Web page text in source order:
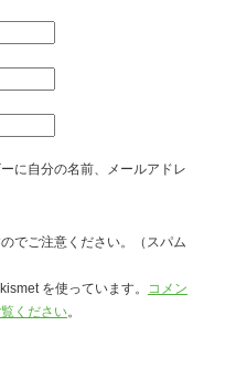
に自分の名前、メールアドレ
でご注意ください。（スパム
を使っています。 コメン
ください。